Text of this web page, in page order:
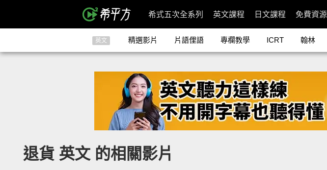
希式五次全系列 英文課程 日文課程 免費資源
英文 精選影片 片語俚語 專欄教學 ICRT 翰林
退貨 英文 的相關影片